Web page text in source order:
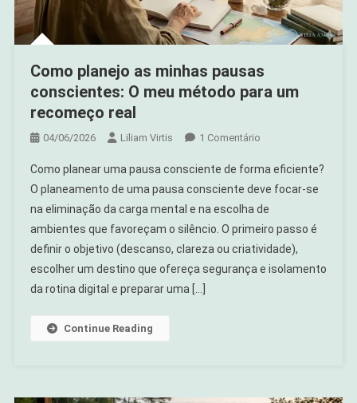
Como planejo as minhas pausas
conscientes: O meu método para um
recomeço real
04/06/2026 Liliam Virtis 1 ComentárioEm
Planejo
As
Minhas
Pausas
Conscientes:
O
Como planear uma pausa consciente de forma eficiente?
O planeamento de uma pausa consciente deve focar-se
na eliminação da carga mental e na escolha de
ambientes que favoreçam o silêncio. O primeiro passo é
definir o objetivo (descanso, clareza ou criatividade),
escolher um destino que ofereça segurança e isolamento
da rotina digital e preparar uma […]
Continue Reading